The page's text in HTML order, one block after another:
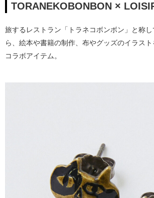
TORANEKOBONBON ×
旅するレストラン「トラネコボンボン」と称
ら、絵本や書籍の制作、布やグッズのイラス
コラボアイテム。